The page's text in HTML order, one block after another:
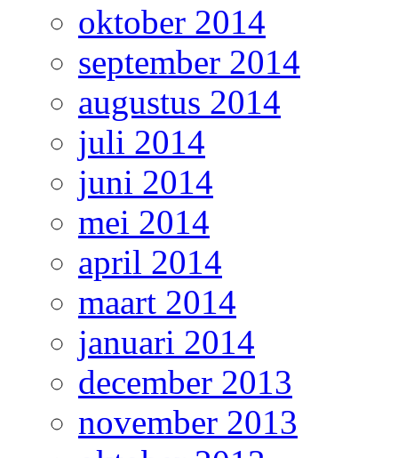
oktober 2014
september 2014
augustus 2014
juli 2014
juni 2014
mei 2014
april 2014
maart 2014
januari 2014
december 2013
november 2013